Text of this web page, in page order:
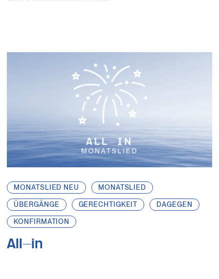
MONATSLIED NEU MONATSLIED
ÜBERGÄNGE GERECHTIGKEIT DAGEGEN
KONFIRMATION
All-in